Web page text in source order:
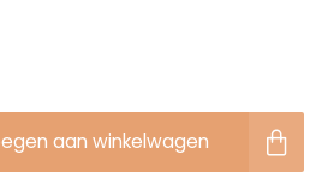
aan winkelwagen